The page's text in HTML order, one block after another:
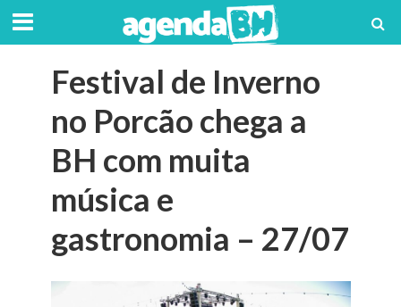
Festival de Inverno
no Porcão chega a
BH com muita
música e
gastronomia – 27/07